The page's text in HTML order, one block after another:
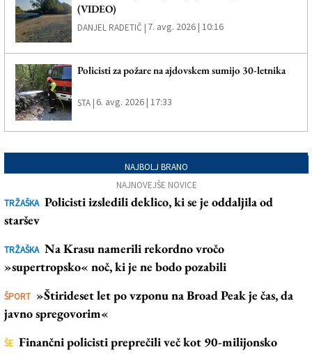
(VIDEO)
DANJEL RADETIČ | 7. avg. 2026 | 10:16
Policisti za požare na ajdovskem sumijo 30-letnika
STA | 6. avg. 2026 | 17:33
NAJBOLJ BRANO
NAJNOVEJŠE NOVICE
TRŽAŠKA Policisti izsledili deklico, ki se je oddaljila od
staršev
TRŽAŠKA Na Krasu namerili rekordno vročo
»supertropsko« noč, ki je ne bodo pozabili
ŠPORT »Štirideset let po vzponu na Broad Peak je čas, da
javno spregovorim«
ŠE Finančni policisti preprečili več kot 90-milijonsko